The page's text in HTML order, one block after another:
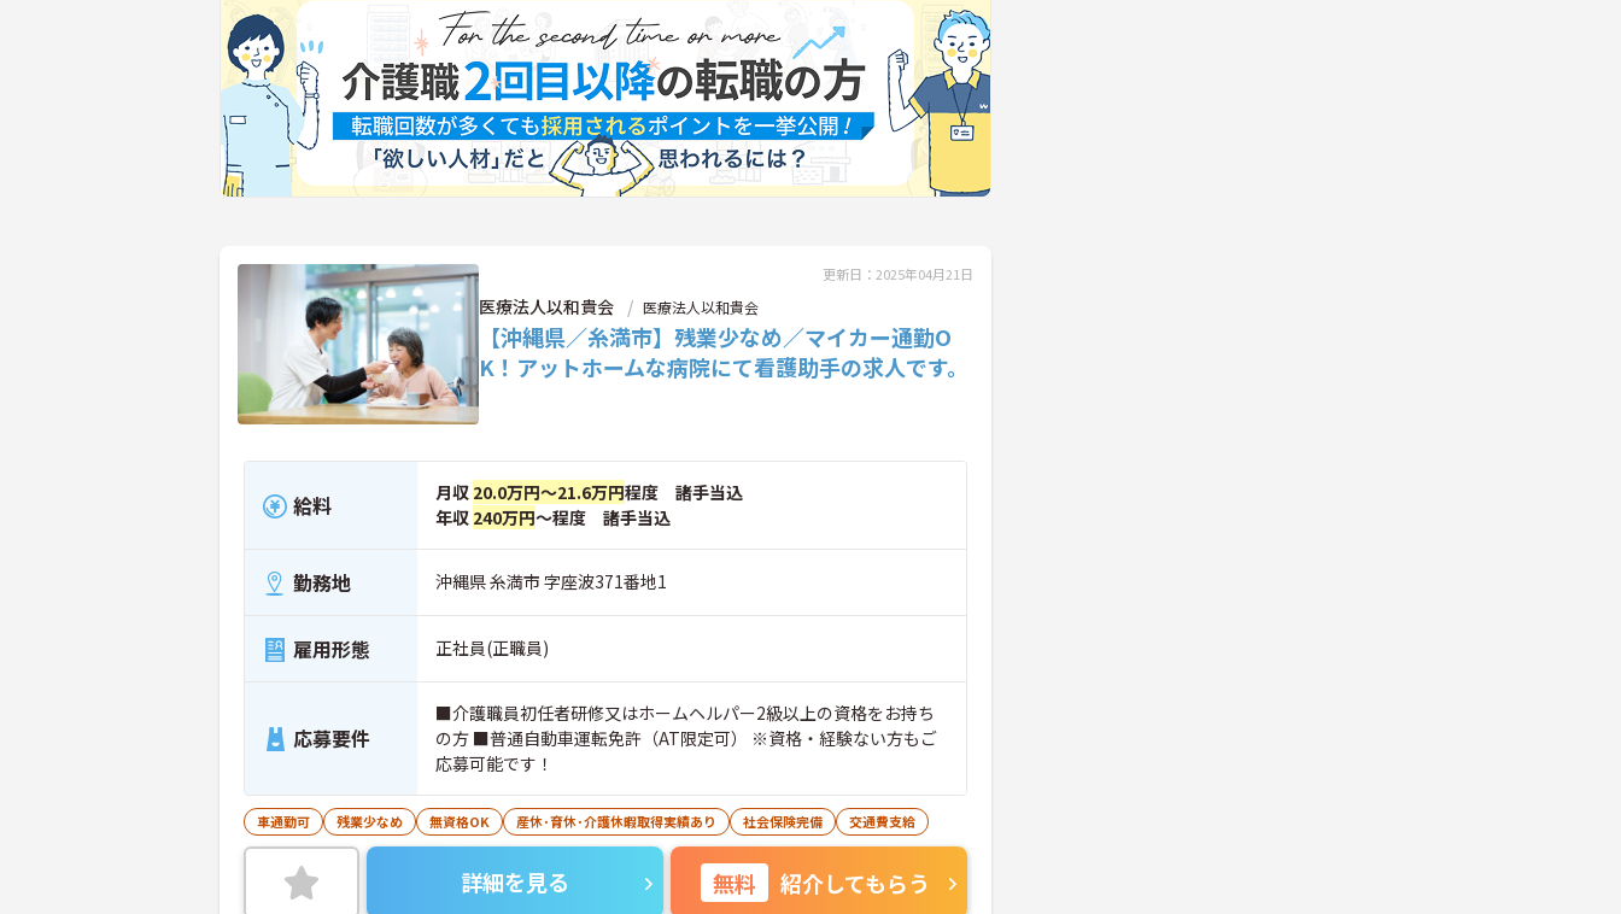
更新日：2025年04月21日
医療法人以和貴会 医療法人以和貴会
【沖縄県／糸満市】残業少なめ／マイカー通勤O
K！アットホームな病院にて看護助手の求人です。
給料 月収 20.0万円～21.6万円程度 諸手当込
年収 240万円～程度 諸手当込
勤務地 沖縄県 糸満市 字座波371番地1
雇用形態 正社員(正職員)
応募要件
■介護職員初任者研修又はホームヘルパー2級以上の資格をお持ち
の方 ■普通自動車運転免許（AT限定可） ※資格・経験ない方もご
応募可能です！
車通勤可 残業少なめ 無資格OK 産休･育休･介護休暇取得実績あり 社会保険完備 交通費支給
詳細を見る 無料 紹介してもらう